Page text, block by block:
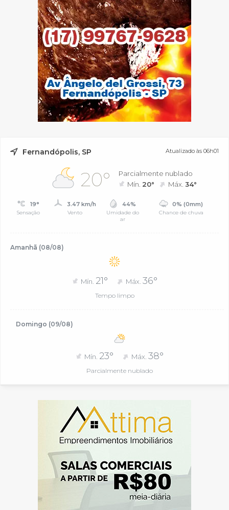
Fernandópolis, SP Atualizado às 06h01
20°
Parcialmente nublado
Mín. 20° Máx.34°
19°
Sensação
3.47 km/h
Vento
44%
Umidade do
ar
0% (0mm)
Chance de chuva
Amanhã (08/08)
Mín. 21° Máx. 36°
Tempo limpo
Domingo (09/08)
Mín. 23° Máx.38°
Parcialmente nublado